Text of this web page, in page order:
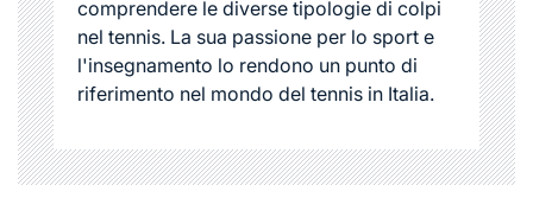
comprendere le diverse tipologie di colpi
nel tennis. La sua passione per lo sport e
l'insegnamento lo rendono un punto di
riferimento nel mondo del tennis in Italia.